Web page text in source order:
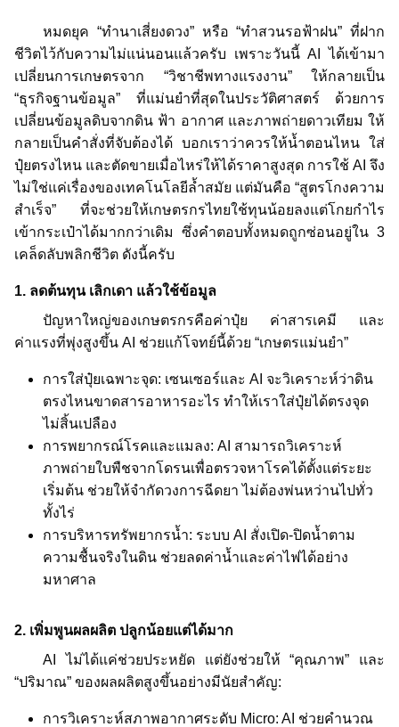
หมดยุค “ทำนาเสี่ยงดวง” หรือ “ทำสวนรอฟ้าฝน” ที่ฝาก
ชีวิตไว้กับความไม่แน่นอนแล้วครับ เพราะวันนี้ AI ได้เข้ามา
เปลี่ยนการเกษตรจาก “วิชาชีพทางแรงงาน” ให้กลายเป็น
“ธุรกิจฐานข้อมูล” ที่แม่นยำที่สุดในประวัติศาสตร์ ด้วยการ
เปลี่ยนข้อมูลดิบจากดิน ฟ้า อากาศ และภาพถ่ายดาวเทียม ให้
กลายเป็นคำสั่งที่จับต้องได้ บอกเราว่าควรให้น้ำตอนไหน ใส่
ปุ๋ยตรงไหน และตัดขายเมื่อไหร่ให้ได้ราคาสูงสุด การใช้ AI จึง
ไม่ใช่แค่เรื่องของเทคโนโลยีล้ำสมัย แต่มันคือ “สูตรโกงความ
สำเร็จ” ที่จะช่วยให้เกษตรกรไทยใช้ทุนน้อยลงแต่โกยกำไร
เข้ากระเป๋าได้มากกว่าเดิม ซึ่งคำตอบทั้งหมดถูกซ่อนอยู่ใน 3
เคล็ดลับพลิกชีวิต ดังนี้ครับ
1. ลดต้นทุน เลิกเดา แล้วใช้ข้อมูล
ปัญหาใหญ่ของเกษตรกรคือค่าปุ๋ย ค่าสารเคมี และ
ค่าแรงที่พุ่งสูงขึ้น AI ช่วยแก้โจทย์นี้ด้วย “เกษตรแม่นยำ”
การใส่ปุ๋ยเฉพาะจุด: เซนเซอร์และ AI จะวิเคราะห์ว่าดิน
ตรงไหนขาดสารอาหารอะไร ทำให้เราใส่ปุ๋ยได้ตรงจุด
ไม่สิ้นเปลือง
การพยากรณ์โรคและแมลง: AI สามารถวิเคราะห์
ภาพถ่ายใบพืชจากโดรนเพื่อตรวจหาโรคได้ตั้งแต่ระยะ
เริ่มต้น ช่วยให้จำกัดวงการฉีดยา ไม่ต้องพ่นหว่านไปทั่ว
ทั้งไร่
การบริหารทรัพยากรน้ำ: ระบบ AI สั่งเปิด-ปิดน้ำตาม
ความชื้นจริงในดิน ช่วยลดค่าน้ำและค่าไฟได้อย่าง
มหาศาล
2. เพิ่มพูนผลผลิต ปลูกน้อยแต่ได้มาก
AI ไม่ได้แค่ช่วยประหยัด แต่ยังช่วยให้ “คุณภาพ” และ
“ปริมาณ” ของผลผลิตสูงขึ้นอย่างมีนัยสำคัญ:
การวิเคราะห์สภาพอากาศระดับ Micro: AI ช่วยคำนวณ